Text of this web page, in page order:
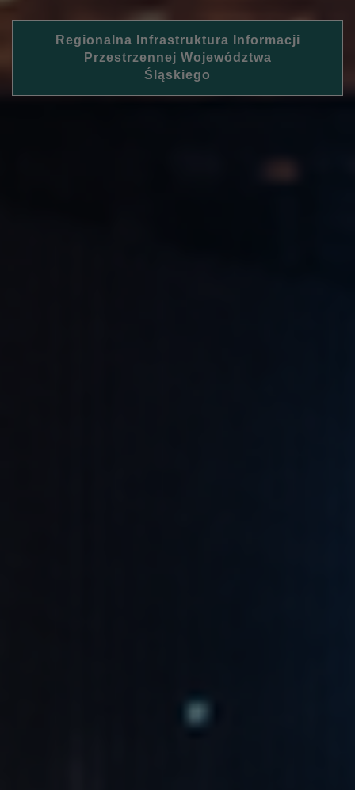
Regionalna Infrastruktura Informacji
Przestrzennej Województwa
Śląskiego